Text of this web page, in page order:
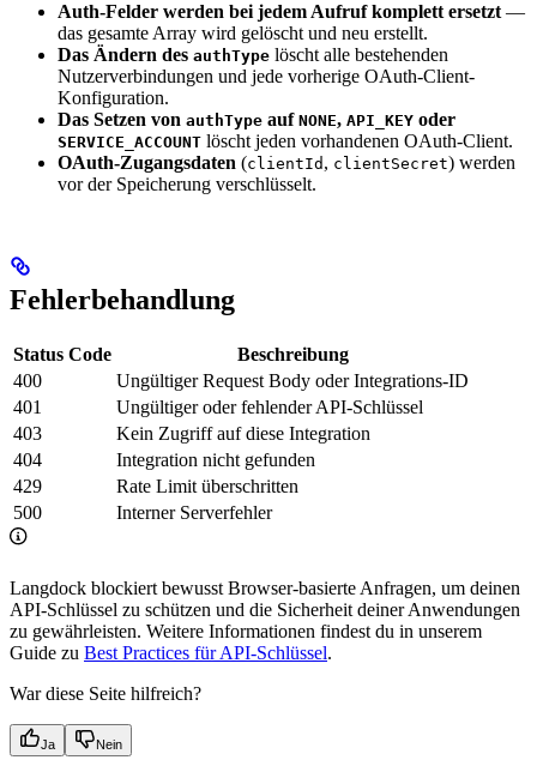
Auth-Felder werden bei jedem Aufruf komplett ersetzt—
das gesamte Array wird gelöscht und neu erstellt.
Das Ändern des authType löscht alle bestehenden
Nutzerverbindungen und jede vorherige OAuth-Client-
Konfiguration.
Das Setzen von authType auf NONE, API_KEY oder
SERVICE_ACCOUNT löscht jeden vorhandenen OAuth-Client.
OAuth-Zugangsdaten (clientId , clientSecret) werden
vor der Speicherung verschlüsselt.
Fehlerbehandlung
Status Code
Beschreibung
400
Ungültiger Request Body oder Integrations-ID
401
Ungültiger oder fehlender API-Schlüssel
403
Kein Zugriff auf diese Integration
404
Integration nicht gefunden
429
Rate Limit überschritten
500
Interner Serverfehler
Langdock blockiert bewusst Browser-basierte Anfragen, um deinen
API-Schlüssel zu schützen und die Sicherheit deiner Anwendungen
zu gewährleisten. Weitere Informationen findest du in unserem
Guide zu Best Practices für API-Schlüssel.
War diese Seite hilfreich?
Ja Nein